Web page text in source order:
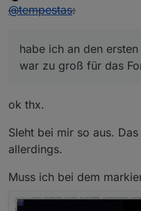
Offline
@tempestas:
habe ich an den
war zu groß für das
ok thx.
SIeht bei mir so aus.
allerdings.
Muss ich bei dem